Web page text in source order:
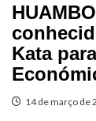
Kata
14 de março de